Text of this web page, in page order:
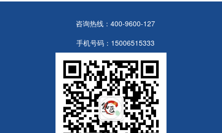
咨询热线：400-9600-127
手机号码：15006515333